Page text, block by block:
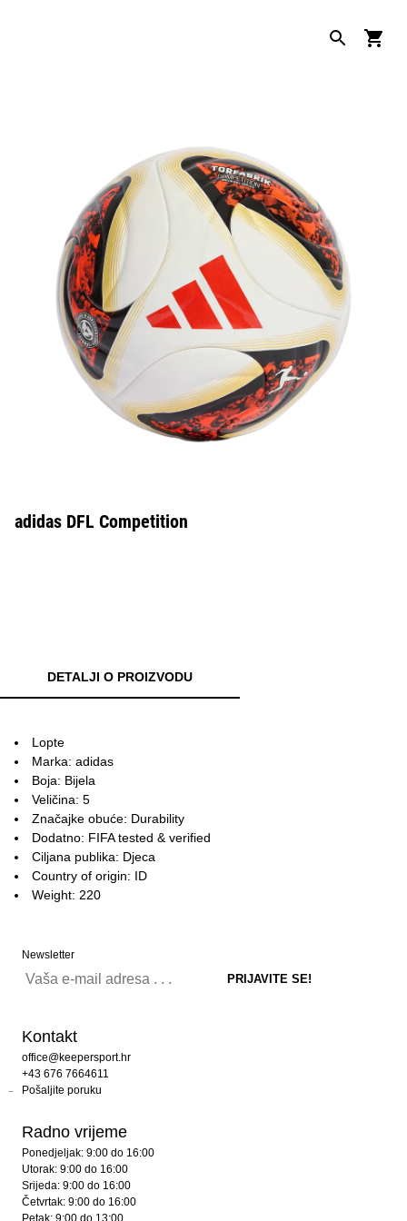
adidas DFL Competition
DETALJI O PROIZVODU
Lopte
Marka: adidas
Boja: Bijela
Veličina: 5
Značajke obuće: Durability
Dodatno: FIFA tested & verified
Ciljana publika: Djeca
Country of origin: ID
Weight: 220
Newsletter
Kontakt
office@keepersport.hr
+43 676 7664611
Pošaljite poruku
Radno vrijeme
Ponedjeljak: 9:00 do 16:00
Utorak: 9:00 do 16:00
Srijeda: 9:00 do 16:00
Četvrtak: 9:00 do 16:00
Petak: 9:00 do 13:00